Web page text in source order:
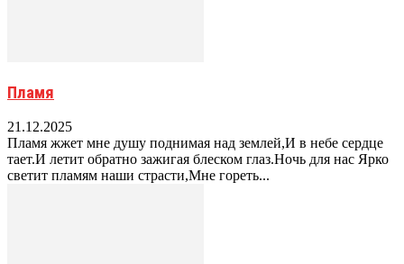
Пламя
21.12.2025
Пламя жжет мне душу поднимая над землей,И в небе сердце
тает.И летит обратно зажигая блеском глаз.Ночь для нас Ярко
светит пламям наши страсти,Мне гореть...